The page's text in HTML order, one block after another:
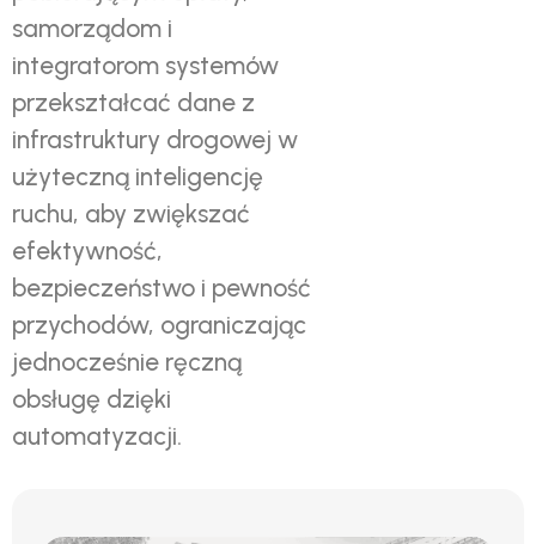
samorządom i
integratorom systemów
przekształcać dane z
infrastruktury drogowej w
użyteczną inteligencję
ruchu, aby zwiększać
efektywność,
bezpieczeństwo i pewność
przychodów, ograniczając
jednocześnie ręczną
obsługę dzięki
automatyzacji.